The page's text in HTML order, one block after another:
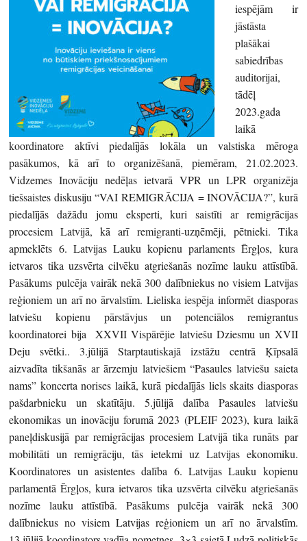
iespējām ir
jāstāsta
plašākai
sabiedrības
auditorijai,
tādēļ
2023.gada
laikā
koordinatore aktīvi piedalījās lokāla un valstiska mēroga
pasākumos, kā arī to organizēšanā, piemēram, 21.02.2023.
Vidzemes Inovāciju nedēļas ietvarā VPR un LPR organizēja
tiešsaistes diskusiju “VAI REMIGRĀCIJA = INOVĀCIJA?”, kurā
piedalījās dažādu jomu eksperti, kuri saistīti ar remigrācijas
procesiem Latvijā, kā arī remigranti-uzņēmēji, pētnieki. Tika
apmeklēts 6. Latvijas Lauku kopienu parlaments Ērgļos, kura
ietvaros tika uzsvērta cilvēku atgriešanās nozīme lauku attīstībā.
Pasākums pulcēja vairāk nekā 300 dalībniekus no visiem Latvijas
reģioniem un arī no ārvalstīm. Lieliska iespēja informēt diasporas
latviešu kopienu pārstāvjus un potenciālos remigrantus
koordinatorei bija XXVII Vispārējie latviešu Dziesmu un XVII
Deju svētki.. 3.jūlijā Starptautiskajā izstāžu centrā Ķīpsalā
aizvadīta tikšanās ar ārzemju latviešiem “Pasaules latviešu saieta
nams” koncerta norises laikā, kurā piedalījās liels skaits diasporas
pašdarbnieku un skatītāju. 5.jūlijā dalība Pasaules latviešu
ekonomikas un inovāciju forumā 2023 (PLEIF 2023), kura laikā
paneļdiskusijā par remigrācijas procesiem Latvijā tika runāts par
mobilitāti un remigrāciju, tās ietekmi uz Latvijas ekonomiku.
Koordinatores un asistentes dalība 6. Latvijas Lauku kopienu
parlamentā Ērgļos, kura ietvaros tika uzsvērta cilvēku atgriešanās
nozīme lauku attīstībā. Pasākums pulcēja vairāk nekā 300
dalībniekus no visiem Latvijas reģioniem un arī no ārvalstīm.